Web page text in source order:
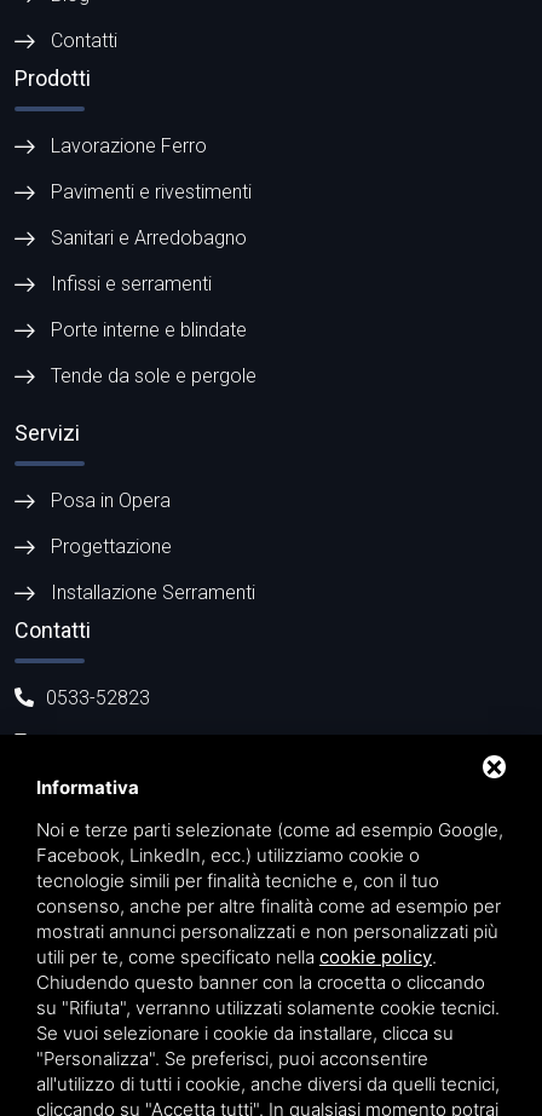
Contatti
Prodotti
Lavorazione Ferro
Pavimenti e rivestimenti
Sanitari e Arredobagno
Infissi e serramenti
Porte interne e blindate
Tende da sole e pergole
Servizi
Posa in Opera
Progettazione
Installazione Serramenti
Contatti
0533-52823
info@casadellaceramica.net
Piazza del Teatro 3/A - 44027 Migliarino (FE)
Privacy|SitemapQuesto sito è protetto da Google reCAPTCHA
v3, Privacy Policye Terms of Servicedi Google.
Informativa
Noi e terze parti selezionate (come ad esempio Google,
Facebook, LinkedIn, ecc.) utilizziamo cookie o
tecnologie simili per finalità tecniche e, con il tuo
consenso, anche per altre finalità come ad esempio per
mostrati annunci personalizzati e non personalizzati più
utili per te, come specificato nella cookie policy.
Chiudendo questo banner con la crocetta o cliccando
su "Rifiuta", verranno utilizzati solamente cookie tecnici.
Se vuoi selezionare i cookie da installare, clicca su
"Personalizza". Se preferisci, puoi acconsentire
all'utilizzo di tutti i cookie, anche diversi da quelli tecnici,
cliccando su "Accetta tutti". In qualsiasi momento potrai